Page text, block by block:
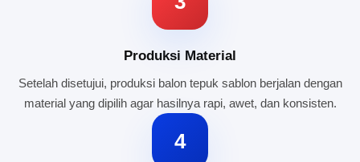
Produksi Material
Setelah disetujui, produksi balon tepuk sablon berjalan dengan
material yang dipilih agar hasilnya rapi, awet, dan konsisten.
4